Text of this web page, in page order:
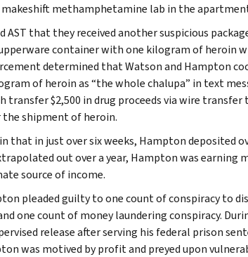
makeshift methamphetamine lab in the
AST that they received another suspicious
container with one kilogram of heroin
determined that Watson and Hampton
of heroin as “the whole chalupa” in text
transfer $2,500 in drug proceeds via wire
shipment of heroin.
that in just over six weeks, Hampton deposited
out over a year, Hampton was earning
source of income.
pleaded guilty to one count of conspiracy to
one count of money laundering conspiracy.
release after serving his federal prison
was motived by profit and preyed upon